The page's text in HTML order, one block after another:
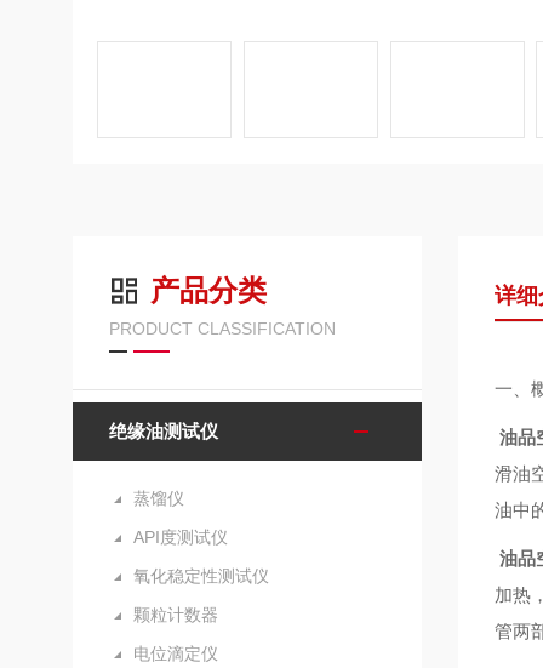
产品分类
PRODUCT CLASSIFICATION
绝缘油测试仪
蒸馏仪
API度测试仪
氧化稳定性测试仪
颗粒计数器
电位滴定仪
详细
一、
油品
滑油
油中
油品
加热
管两